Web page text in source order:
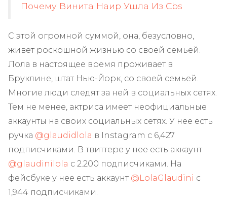
Почему Винита Наир Ушла Из Cbs
С этой огромной суммой, она, безусловно,
живет роскошной жизнью со своей семьей.
Лола в настоящее время проживает в
Бруклине, штат Нью-Йорк, со своей семьей.
Многие люди следят за ней в социальных сетях.
Тем не менее, актриса имеет неофициальные
аккаунты на своих социальных сетях. У нее есть
ручка @glaudidlola в Instagram с 6,427
подписчиками. В твиттере у нее есть аккаунт
@glaudinilola с 2.200 подписчиками. На
фейсбуке у нее есть аккаунт @LolaGlaudini с
1,944 подписчиками.